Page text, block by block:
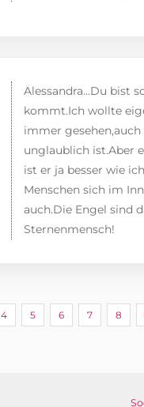
Alessandra...Du bist
kommt.Ich wollte
immer
unglaublich ist.Aber
ist er ja besser wie
Menschen sich im
auch.Die Engel sind
Sternenmensch!
4 5 6 7 8